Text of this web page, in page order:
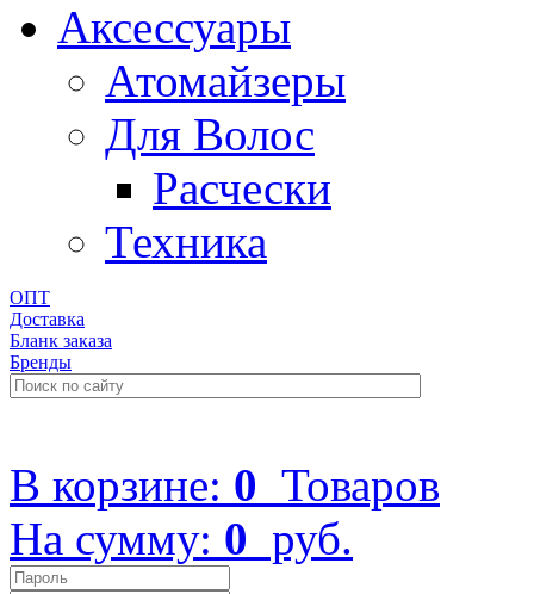
Aксессуары
Атомайзеры
Для Волос
Расчески
Техника
ОПТ
Доставка
Бланк заказа
Бренды
В корзине: 0 Товаров
На сумму: 0 руб.